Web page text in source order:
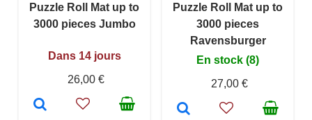
Puzzle Roll Mat up to
3000 pieces Jumbo
Dans 14 jours
26,00 €
Puzzle Roll Mat up to
3000 pieces
Ravensburger
En stock (8)
27,00 €